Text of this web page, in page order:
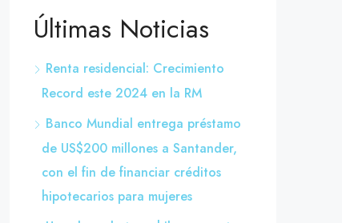
Últimas Noticias
Renta residencial: Crecimiento
Record este 2024 en la RM
Banco Mundial entrega préstamo
de US$200 millones a Santander,
con el fin de financiar créditos
hipotecarios para mujeres